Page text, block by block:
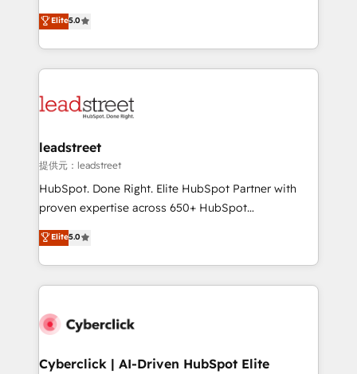
the United States, EU, UAE, Mexico and Latin
America. From casual user to super fan: make
grow with clarity, confidence, and intelligence.
Operating across the UK, Netherlands, Ireland, and
Canada, we’ve delivered thousands of successful
HubSpot projects for mid-market and enterprise
combine HubSpot, data, and AI to design connected
and technology for predictable, scalable revenue
growth. Our expertise spans RevOps, CRM and data
architecture, AI enablement, and strategic marketing,
delivered through our proprietary FLAIR framework
Partner and ISO 27001:2022 certified consultancy,
we blend strategy, creativity, and technology to help
Elite5.0
leadstreet
提供元：leadstreet
HubSpot. Done Right. Elite HubSpot Partner with
proven expertise across 650+ HubSpot
implementations. With 12+ years of HubSpot
experience, we help you use the HubSpot platform
to its fullest capacity, improve your current HubSpot
website, or build your new one.
Elite5.0
Cyberclick | AI-Driven HubSpot Elite